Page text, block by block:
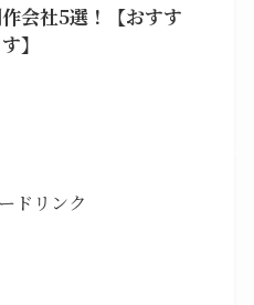
会社5選！【おすす
】
ドリンク